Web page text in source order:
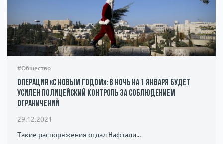
#Общество
Операция «С Новым годом»: в ночь на 1 января будет
усилен полицейский контроль за соблюдением
ограничений
29.12.2021
Такие распоряжения отдал Нафтали...